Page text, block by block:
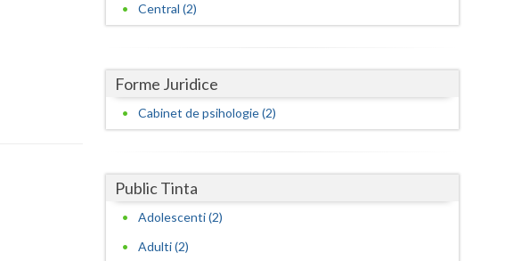
Galati
Harghita
Central (2)
Forme Juridice
Cabinet de psihologie (2)
Public Tinta
Adolescenti (2)
Adulti (2)